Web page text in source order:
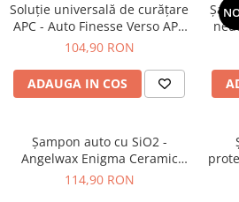
Soluție universală de curățare
APC - Auto Finesse Verso APC
(All Purpose Cleaner) (1L)
104,90 RON
ADAUGA IN COS
Şampon auto cu SiO2 -
Angelwax Enigma Ceramic
Infused Shampoo (500ml)
114,90 RON